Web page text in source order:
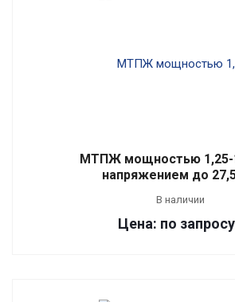
МТПЖ мощностью 1,25-
напряжением до
В наличии
Цена: по запросу